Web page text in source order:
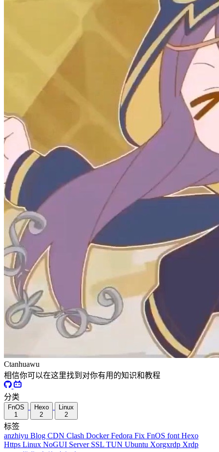
Ctanhuawu
相信你可以在这里找到对你有用的知识和教程
分类
FnOS
1
Hexo
2
Linux
2
标签
anzhiyu Blog CDN Clash DockerFedora Fix FnOS font Hexo
Https Linux NoGUI Server SSL TUN Ubuntu Xorgxrdp Xrdp